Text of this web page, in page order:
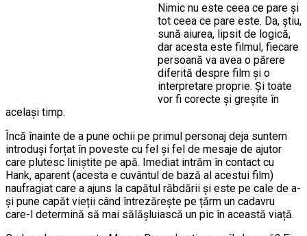
Nimic nu este ceea ce pare și
tot ceea ce pare este. Da, știu,
sună aiurea, lipsit de logică,
dar acesta este filmul, fiecare
persoană va avea o părere
diferită despre film și o
interpretare proprie. Și toate
vor fi corecte și greșite în
același timp.
Încă înainte de a pune ochii pe primul personaj deja suntem
introduși forțat în poveste cu fel și fel de mesaje de ajutor
care plutesc liniștite pe apă. Imediat intrăm în contact cu
Hank, aparent (acesta e cuvântul de bază al acestui film)
naufragiat care a ajuns la capătul răbdării și este pe cale de a-
și pune capăt vieții când întrezărește pe țărm un cadavru
care-l determină să mai sălășluiască un pic în această viață.